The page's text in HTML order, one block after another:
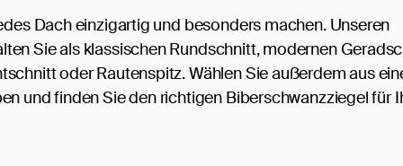
Dach einzigartig und besonders machen. Unseren
Sie als klassischen Rundschnitt, modernen
oder Rautenspitz. Wählen Sie außerdem aus
und finden Sie den richtigen Biberschwanzziegel für